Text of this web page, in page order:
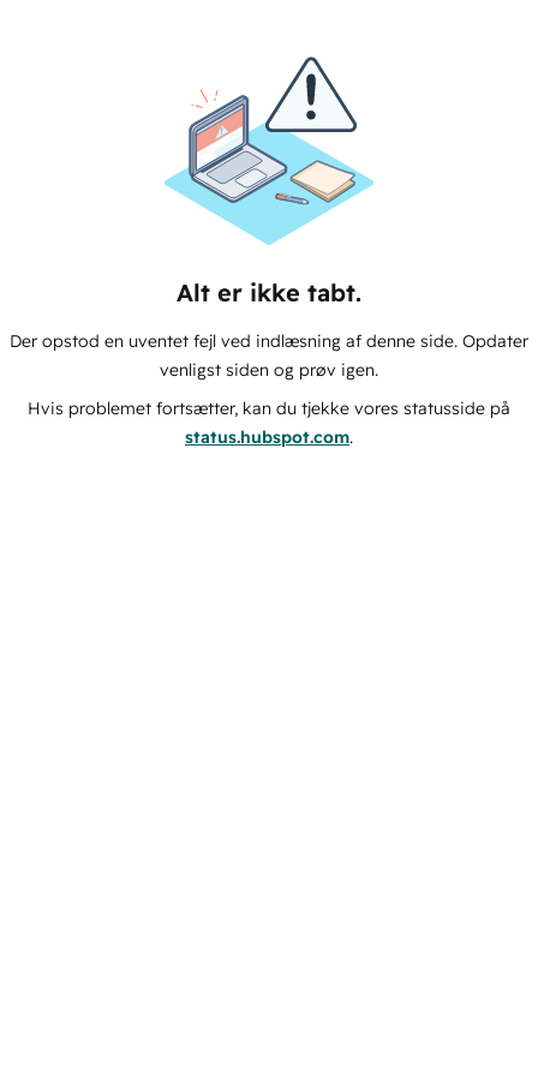
Alt er ikke tabt.
Der opstod en uventet fejl ved indlæsning af denne side. Opdater
venligst siden og prøv igen.
Hvis problemet fortsætter, kan du tjekke vores statusside på
status.hubspot.com.